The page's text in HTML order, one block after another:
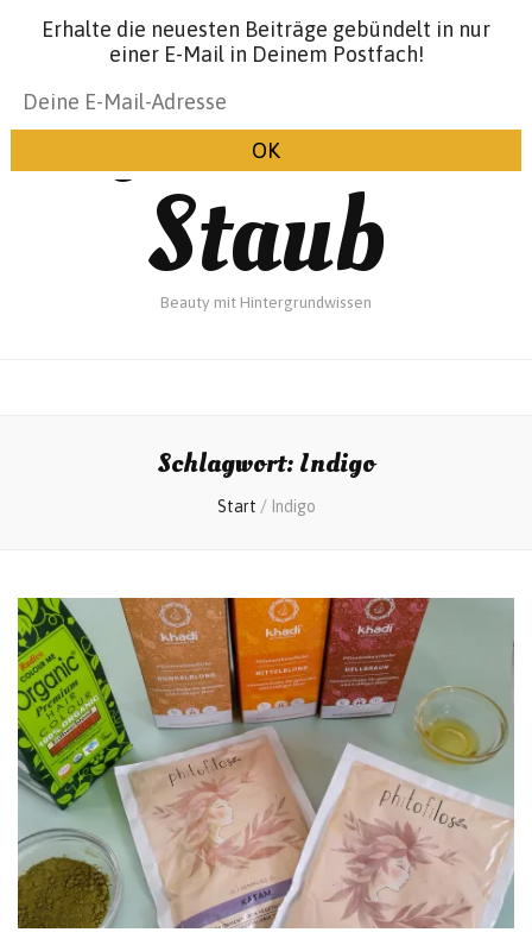
Glanz &
Staub
Beauty mit Hintergrundwissen
Schlagwort: Indigo
Start / Indigo
Erhalte die neuesten Beiträge gebündelt in nur
einer E-Mail in Deinem Postfach!